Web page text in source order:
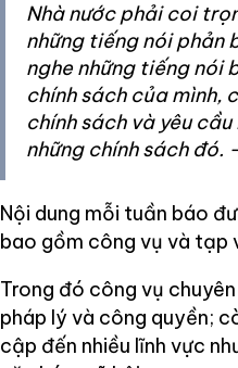
Nhà nước phải coi
những tiếng nói phản
nghe những tiếng nói
chính sách của mình,
chính sách và yêu
những chính sách đó.
Nội dung mỗi tuần báo
bao gồm công vụ và tạp
Trong đó công vụ
pháp lý và công quyền;
cập đến nhiều lĩnh vực